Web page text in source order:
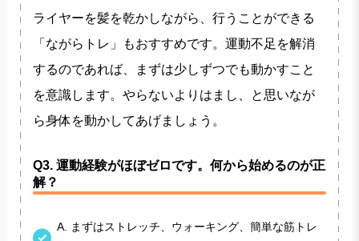
ライヤーを髪を乾かしながら、行うことができる
「ながらトレ」もおすすめです。運動不足を解消
するのであれば、まずは少しずつでも動かすこと
を意識します。やらないよりはまし、と思いなが
ら身体を動かしてあげましょう。
Q3. 運動経験がほぼゼロです。何から始めるのが正
解？
A. まずはストレッチ、ウォーキング、簡単な筋トレ